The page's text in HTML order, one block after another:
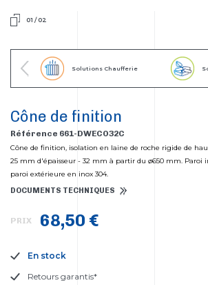
01 / 02
Solutions Chaufferie
Cône de finition
Référence 661-DWECO32C
Cône de finition, isolation en laine de roche rigide de
25 mm d'épaisseur - 32 mm à partir du ø650 mm. Paroi
paroi extérieure en inox 304.
DOCUMENTS TECHNIQUES
PRIX 68,50 €
En stock
Retours garantis*